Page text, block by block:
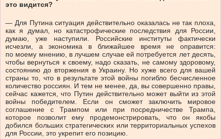
это видится?
— Для Путина ситуация действительно оказалась не так плоха,
как я думал, но катастрофические последствия для России,
думаю, уже наступили. Российские институты фактически
исчезли, а экономика в ближайшее время не оправится:
по моему мнению, в лучшем случае ей потребуется лет десять,
чтобы вернуться к своему, надо сказать, не самому здоровому,
состоянию до вторжения в Украину. Но хуже всего для вашей
страны то, что в результате этой войны погибло бесчисленное
количество россиян. И тем не менее, да, вы совершенно правы,
сейчас кажется, что Путин действительно может выйти из этой
войны победителем. Если он сможет заключить мировое
соглашение с Трампом или при посредничестве Трампа,
которое позволит ему продемонстрировать, что он якобы
добился больших стратегических или территориальных успехов
для России, это укрепит его позицию.